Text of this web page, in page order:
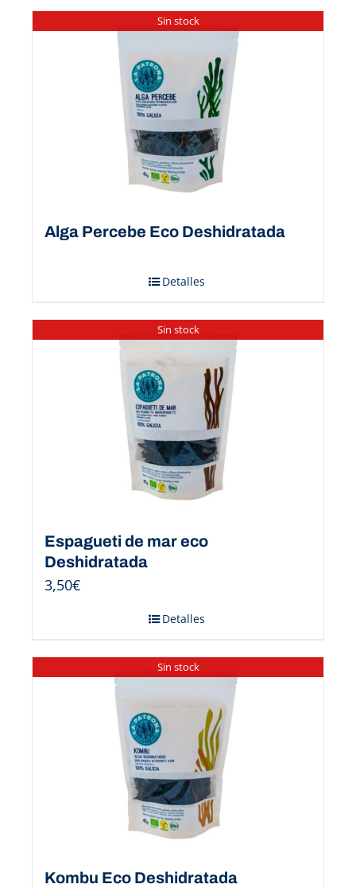
Sin stock
Alga Percebe Eco Deshidratada
Detalles
Sin stock
Espagueti de mar eco
Deshidratada
3,50€
Detalles
Sin stock
Kombu Eco Deshidratada